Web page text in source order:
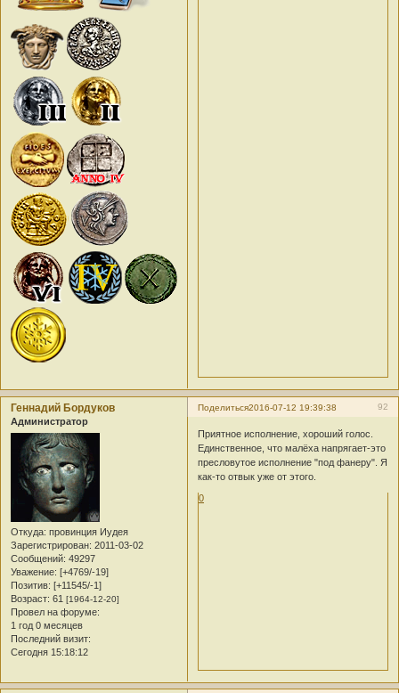
Поделиться 92
2016-07-12 19:39:38
Геннадий Бордуков
Администратор
Откуда: провинция Иудея
Зарегистрирован: 2011-03-02
Сообщений: 49297
Уважение: [+4769/-19]
Позитив: [+11545/-1]
Возраст: 61 [1964-12-20]
Провел на форуме:
1 год 0 месяцев
Последний визит:
Сегодня 15:18:12
Приятное исполнение, хороший голос.
Единственное, что малёха напрягает-это
пресловутое исполнение "под фанеру". Я
как-то отвык уже от этого.
0